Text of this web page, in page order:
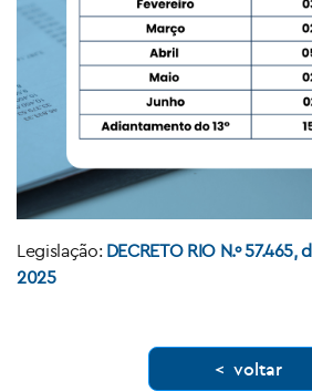
Legislação: DECRETO RIO N.º
2025
< voltar